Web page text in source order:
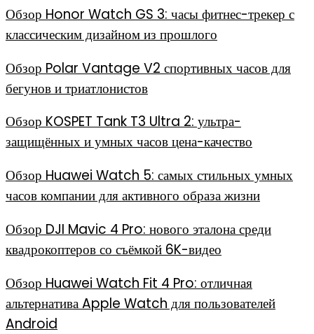
Обзор Honor Watch GS 3: часы фитнес-трекер с
классическим дизайном из прошлого
Обзор Polar Vantage V2 спортивных часов для
бегунов и триатлонистов
Обзор KOSPET Tank T3 Ultra 2: ультра-
защищённых и умных часов цена-качество
Обзор Huawei Watch 5: самых стильных умных
часов компании для активного образа жизни
Обзор DJI Mavic 4 Pro: нового эталона среди
квадрокоптеров со съёмкой 6K-видео
Обзор Huawei Watch Fit 4 Pro: отличная
альтернатива Apple Watch для пользователей
Android